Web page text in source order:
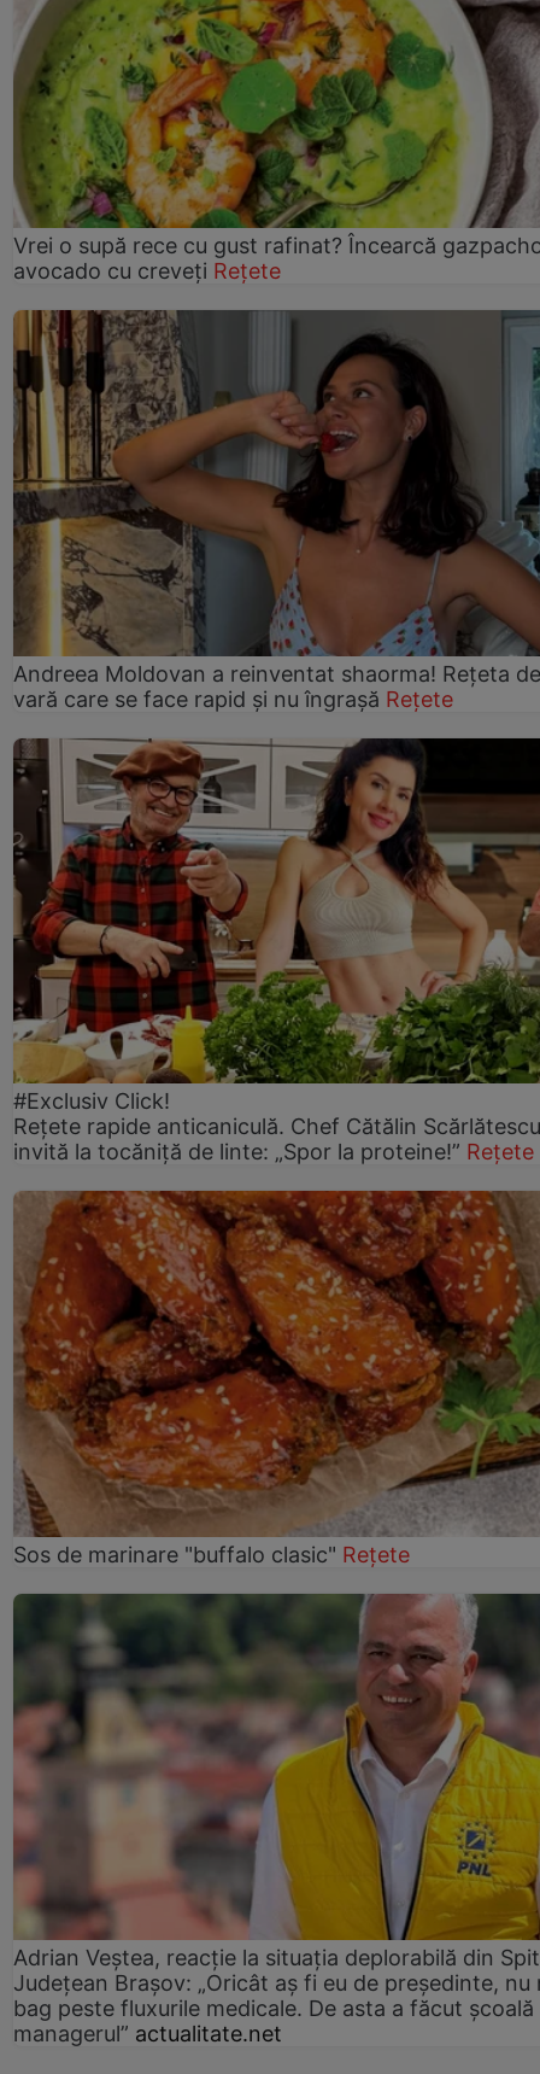
Vrei o supă rece cu gust rafinat? Încearcă
avocado cu creveți Rețete
Andreea Moldovan a reinventat shaorma! Rețeta de
vară care se face rapid și nu îngrașă Rețete
#Exclusiv Click!
Rețete rapide anticaniculă. Chef Cătălin
invită la tocăniță de linte: „Spor la proteine!” Rețete
Sos de marinare "buffalo clasic" Rețete
Adrian Veștea, reacție la situația deplorabilă din
Județean Brașov: „Oricât aș fi eu de președinte, nu
bag peste fluxurile medicale. De asta a făcut școală
managerul” actualitate.net